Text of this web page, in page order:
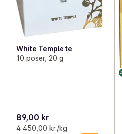
White Temple te
10 poser, 20 g
89,00 kr
4 450,00 kr /kg